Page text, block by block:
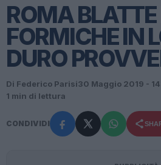
ROMA BLATTE
FORMICHE IN
DURO
Di Federico Parisi30 Maggio 2019 -
1 min di lettura
CONDIVIDI